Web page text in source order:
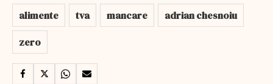
alimente tva mancare
adrian chesnoiu
zero